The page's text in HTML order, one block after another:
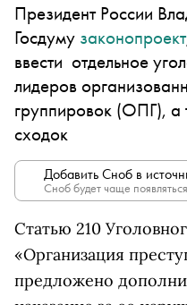
Президент России
Госдуму законопроект
ввести отдельное
лидеров
группировок (ОПГ), а
сходок
Добавить Сноб в
Сноб будет чаще
Статью 210
«Организация
предложено